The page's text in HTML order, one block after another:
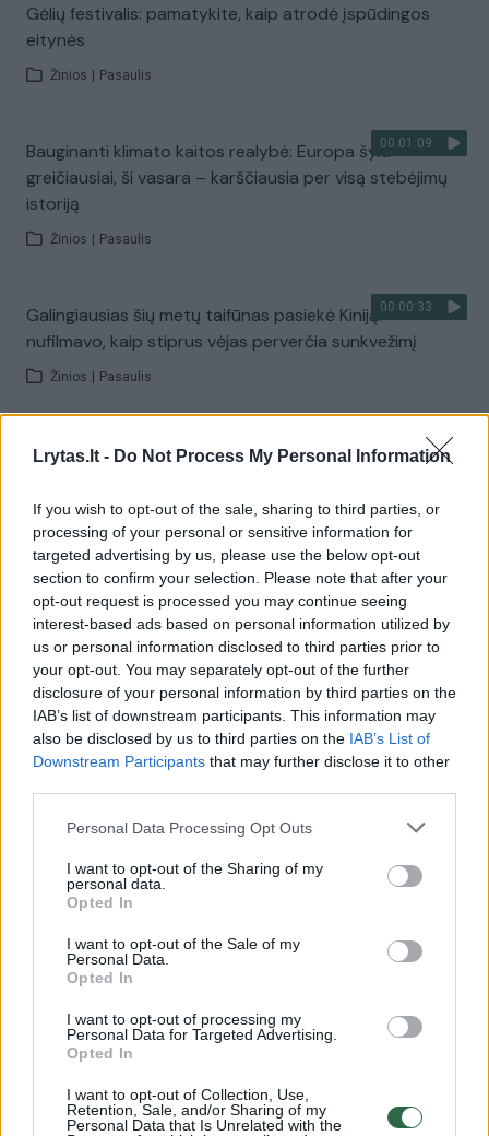
Lrytas.lt - Do Not Process My Personal Information
If you wish to opt-out of the sale, sharing to third parties, or
processing of your personal or sensitive information for
targeted advertising by us, please use the below opt-out
section to confirm your selection. Please note that after your
opt-out request is processed you may continue seeing
interest-based ads based on personal information utilized by
us or personal information disclosed to third parties prior to
your opt-out. You may separately opt-out of the further
disclosure of your personal information by third parties on the
IAB’s list of downstream participants. This information may
also be disclosed by us to third parties on the IAB’s List of
Downstream Participants that may further disclose it to other
Personal Data Processing Opt Outs
I want to opt-out of the Sharing of my
personal data.
Opted In
I want to opt-out of the Sale of my
Personal Data.
Opted In
I want to opt-out of processing my
Personal Data for Targeted Advertising.
Opted In
I want to opt-out of Collection, Use,
Retention, Sale, and/or Sharing of my
Personal Data that Is Unrelated with the
Gėlių festivalis: pamatykite, kaip atrodė įspūdingos
eitynės
Žinios Pasaulis
00:01:09
Bauginanti klimato kaitos realybė: Europa šyla
greičiausiai, ši vasara – karščiausia per visą stebėjimų
istoriją
Žinios Pasaulis
00:00:33
Galingiausias šių metų taifūnas pasiekė Kiniją:
nufilmavo, kaip stiprus vėjas perverčia sunkvežimį
Žinios Pasaulis
V. Čmilytė-Nielsen spaudžia valdžią: ragina skubiai
Laidos | ELTA savaitė
Visi įrašai
Žiūrimiausi įrašai
00:00:30
Vaizdai iš tragiškos avarijos Vilniaus r.: dviejų moterų ir
vaiko gyvybių išgelbėti nepavyko
Žinios | Lietuvos diena
Savaitės vidurys nusimato karštas: temperatūra kils iki
32 laipsnių šilumos
Žinios | Orai
00:15:54
V. Zalužno pasisakymą laiko bandymu įsitvirtinti
Laidos | Nauja diena